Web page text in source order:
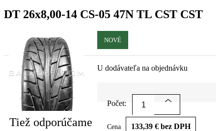
DT 26x8,00-14 CS-05 47N TL CST CST
NOVÉ
U dodávateľa na objednávku
Počet:
Cena 133,39 € bez DPH
Tiež odporúčame